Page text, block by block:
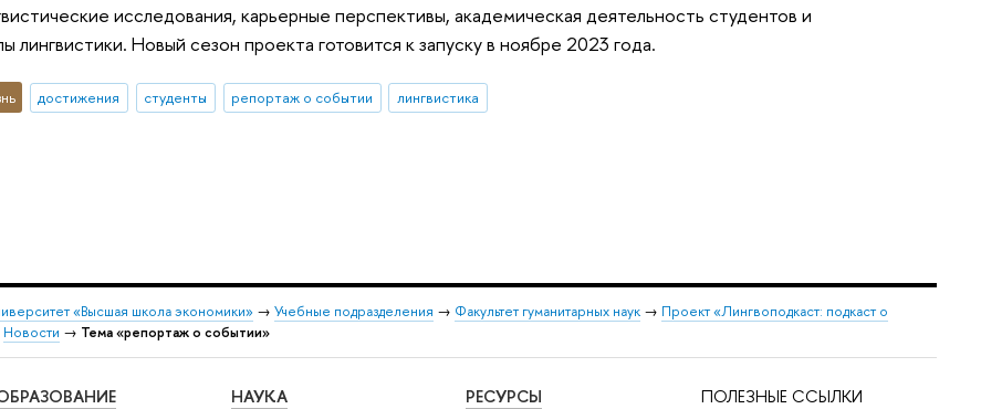
исследования, карьерные перспективы, академическая деятельность студентов и
лингвистики. Новый сезон проекта готовится к запуску в ноябре 2023 года.
достижения студенты репортаж о событии лингвистика
«Высшая школа экономики» → Учебные подразделения → Факультет гуманитарных наук → Проект «Лингвоподкаст: подкаст о
Новости → Тема «репортаж о событии»
НАУКА РЕСУРСЫ ПОЛЕЗНЫЕ ССЫЛКИ